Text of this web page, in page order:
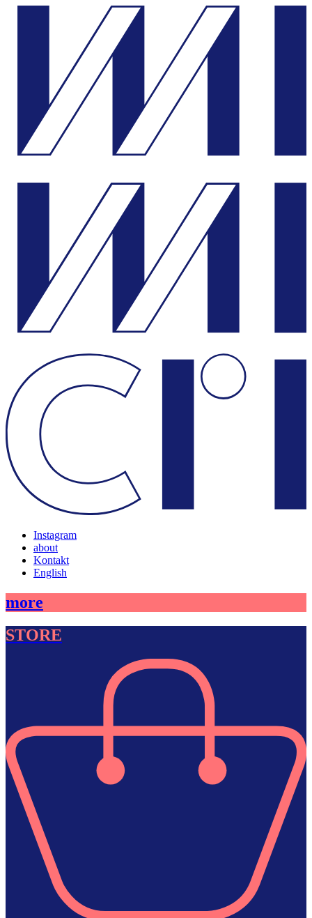
Instagram
about
Kontakt
English
more
STORE